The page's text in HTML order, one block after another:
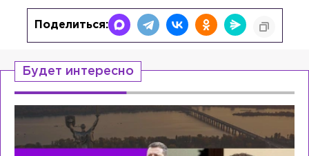
Поделиться:
Будет интересно